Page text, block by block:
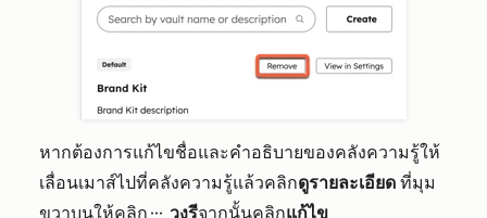
หากต้องการแก้ไขชื่อและคำอธิบายของคลังความรู้ให้
เลื่อนเมาส์ไปที่คลังความรู้แล้วคลิกดูรายละเอียด ที่มุม
ขวาบนให้คลิก
วงรีจากนั้นคลิกแก้ไข